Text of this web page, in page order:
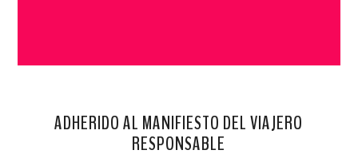
ADHERIDO AL MANIFIESTO DEL VIAJERO
RESPONSABLE